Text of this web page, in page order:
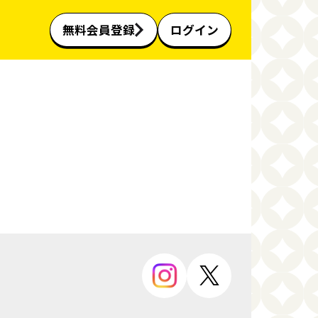
無料会員登録 ログイン